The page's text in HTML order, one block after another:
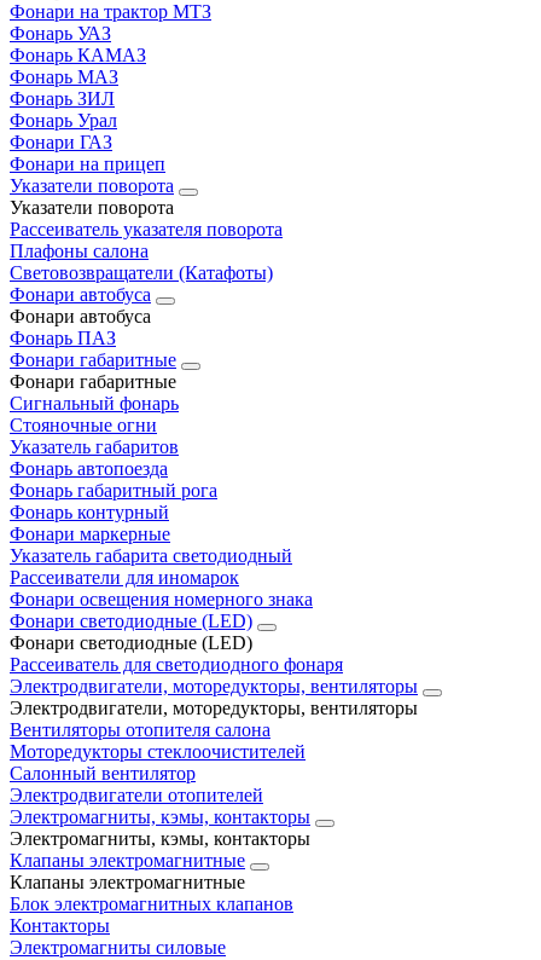
Фонари на трактор МТЗ
Фонарь УАЗ
Фонарь КАМАЗ
Фонарь МАЗ
Фонарь ЗИЛ
Фонарь Урал
Фонари ГАЗ
Фонари на прицеп
Указатели поворота
Указатели поворота
Рассеиватель указателя поворота
Плафоны салона
Световозвращатели (Катафоты)
Фонари автобуса
Фонари автобуса
Фонарь ПАЗ
Фонари габаритные
Фонари габаритные
Сигнальный фонарь
Стояночные огни
Указатель габаритов
Фонарь автопоезда
Фонарь габаритный рога
Фонарь контурный
Фонари маркерные
Указатель габарита светодиодный
Рассеиватели для иномарок
Фонари освещения номерного знака
Фонари светодиодные (LED)
Фонари светодиодные (LED)
Рассеиватель для светодиодного фонаря
Электродвигатели, моторедукторы, вентиляторы
Электродвигатели, моторедукторы, вентиляторы
Вентиляторы отопителя салона
Моторедукторы стеклоочистителей
Салонный вентилятор
Электродвигатели отопителей
Электромагниты, кэмы, контакторы
Электромагниты, кэмы, контакторы
Клапаны электромагнитные
Клапаны электромагнитные
Блок электромагнитных клапанов
Контакторы
Электромагниты силовые